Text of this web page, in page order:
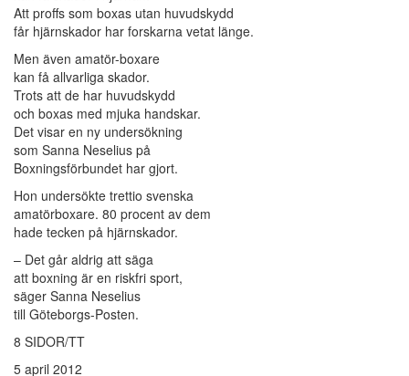
Att proffs som boxas utan huvudskydd
får hjärnskador har forskarna vetat länge.
Men även amatör-boxare
kan få allvarliga skador.
Trots att de har huvudskydd
och boxas med mjuka handskar.
Det visar en ny undersökning
som Sanna Neselius på
Boxningsförbundet har gjort.
Hon undersökte trettio svenska
amatörboxare. 80 procent av dem
hade tecken på hjärnskador.
– Det går aldrig att säga
att boxning är en riskfri sport,
säger Sanna Neselius
till Göteborgs-Posten.
8 SIDOR/TT
5 april 2012